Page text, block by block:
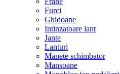
Furci
Ghidoane
Intinzatoare lant
Jante
Lanturi
Manete schimbator
Mansoane